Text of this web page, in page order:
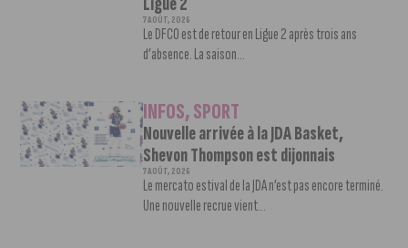
7 AOÛT, 2026
Le DFCO est de retour en Ligue 2 après trois ans
d’absence. La saison...
INFOS,SPORT
Nouvelle arrivée à la JDA Basket,
Shevon Thompson est dijonnais
7 AOÛT, 2026
Le mercato estival de la JDA n’est pas encore terminé.
Une nouvelle recrue vient...